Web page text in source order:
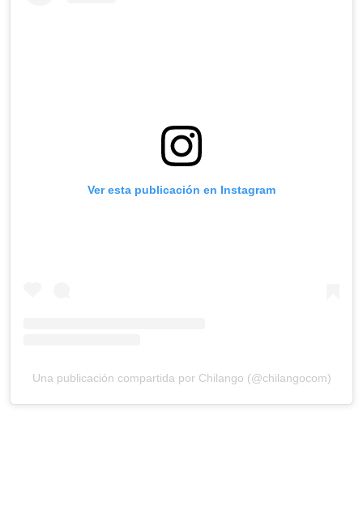
Ver esta publicación en Instagram
Una publicación compartida por Chilango (@chilangocom)